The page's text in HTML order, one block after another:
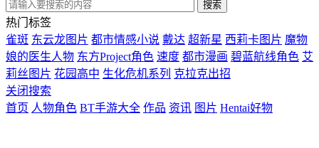
热门标签
雀斑 东云龙图片 都市情感小说 戴达 超新星 西莉卡图片 魔物
娘的医生人物 东方Project角色 速度 都市漫画 碧蓝航线角色 艾
莉丝图片 花园高中 生化危机系列 克拉克出招
关闭搜索
首页 人物角色 BT手游大全 作品 资讯 图片 Hentai好物